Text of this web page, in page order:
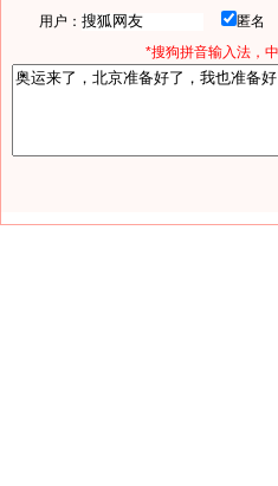
用户： 匿名
*搜狗拼音输入法，